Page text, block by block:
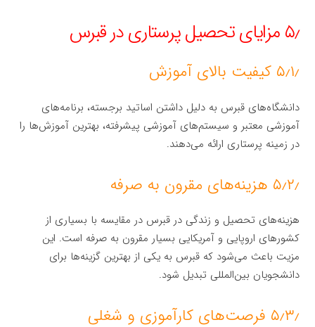
۵٫ مزایای تحصیل پرستاری در قبرس
۵٫۱٫ کیفیت بالای آموزش
دانشگاه‌های قبرس به دلیل داشتن اساتید برجسته، برنامه‌های
آموزشی معتبر و سیستم‌های آموزشی پیشرفته، بهترین آموزش‌ها را
در زمینه پرستاری ارائه می‌دهند.
۵٫۲٫ هزینه‌های مقرون به صرفه
هزینه‌های تحصیل و زندگی در قبرس در مقایسه با بسیاری از
کشورهای اروپایی و آمریکایی بسیار مقرون به صرفه است. این
مزیت باعث می‌شود که قبرس به یکی از بهترین گزینه‌ها برای
دانشجویان بین‌المللی تبدیل شود.
۵٫۳٫ فرصت‌های کارآموزی و شغلی